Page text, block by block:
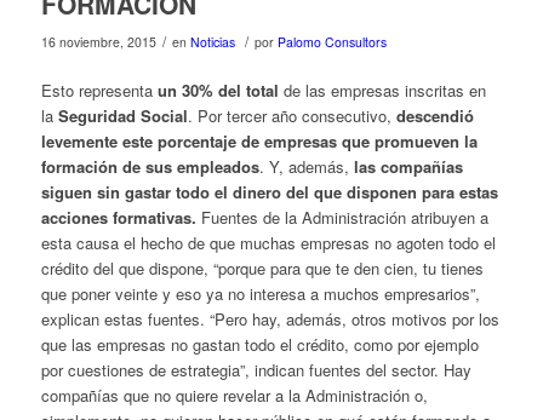
16 noviembre, 2015 / en Noticias / por Palomo Consultors
Esto representa un 30% del total de las empresas inscritas en
laSeguridad Social. Por tercer año consecutivo, descendió
levemente este porcentaje de empresas que promueven la
formación de sus empleados. Y, además, las compañías
siguen sin gastar todo el dinero del que disponen para estas
acciones formativas. Fuentes de la Administración atribuyen a
esta causa el hecho de que muchas empresas no agoten todo el
crédito del que dispone, “porque para que te den cien, tu tienes
que poner veinte y eso ya no interesa a muchos empresarios”,
explican estas fuentes. “Pero hay, además, otros motivos por los
que las empresas no gastan todo el crédito, como por ejemplo
por cuestiones de estrategia”, indican fuentes del sector. Hay
compañías que no quiere revelar a la Administración o,